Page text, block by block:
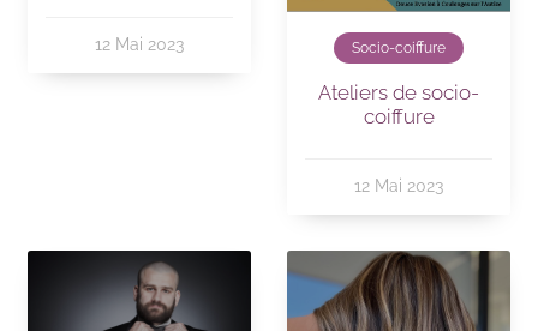
12 Mai 2023 Socio-coiffure
Ateliers de socio-
coiffure
12 Mai 2023